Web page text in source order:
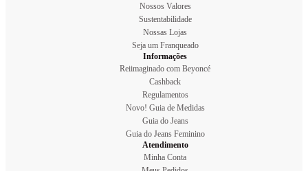
Nossos Valores
Sustentabilidade
Nossas Lojas
Seja um Franqueado
Informações
Reiimaginado com Beyoncé
Cashback
Regulamentos
Novo! Guia de Medidas
Guia do Jeans
Guia do Jeans Feminino
Atendimento
Minha Conta